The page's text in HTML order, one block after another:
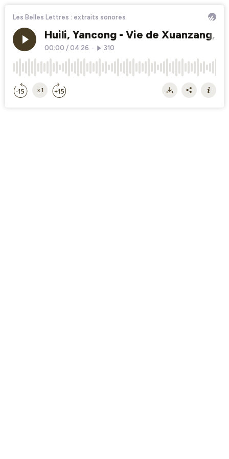
Les Belles Lettres : extraits sonores
Huili, Yancong - Vie de Xuanzang,
00:00 / 04:26 310
×1